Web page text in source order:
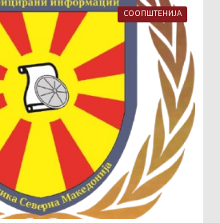
СООПШТЕНИЈА